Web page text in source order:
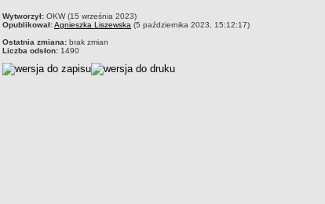
metryczka
Wytworzył: OKW (15 września 2023)
Opublikował:Agnieszka Liszewska (5 października 2023, 15:12:17)
Ostatnia zmiana: brak zmian
Liczba odsłon: 1490